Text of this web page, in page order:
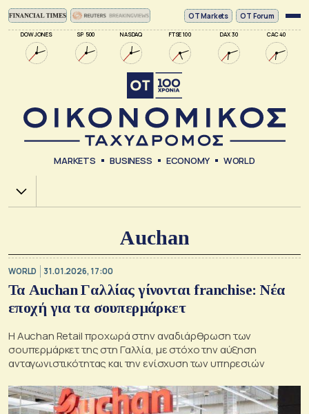
DOW JONES SP 500 NASDAQ FTSE 100 DAX 30 CAC 40
ΟΤ Markets OT Forum
MARKETS BUSINESS ECONOMY WORLD
Χ.Α.
Auchan
WORLD 31.01.2026, 17:00
Τα Auchan Γαλλίας γίνονται franchise: Νέα
εποχή για τα σουπερμάρκετ
Η Auchan Retail προχωρά στην αναδιάρθρωση των
σουπερμάρκετ της στη Γαλλία, με στόχο την αύξηση
ανταγωνιστικότητας και την ενίσχυση των υπηρεσιών